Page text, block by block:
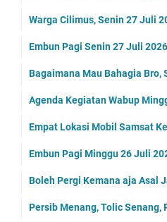
Warga Cilimus, Senin 27 Juli
Embun Pagi Senin 27 Juli
Bagaimana Mau Bahagia Bro,
Agenda Kegiatan Wabup
Empat Lokasi Mobil Samsat
Embun Pagi Minggu 26 Juli
Boleh Pergi Kemana aja Asal
Persib Menang, Tolic Senang,